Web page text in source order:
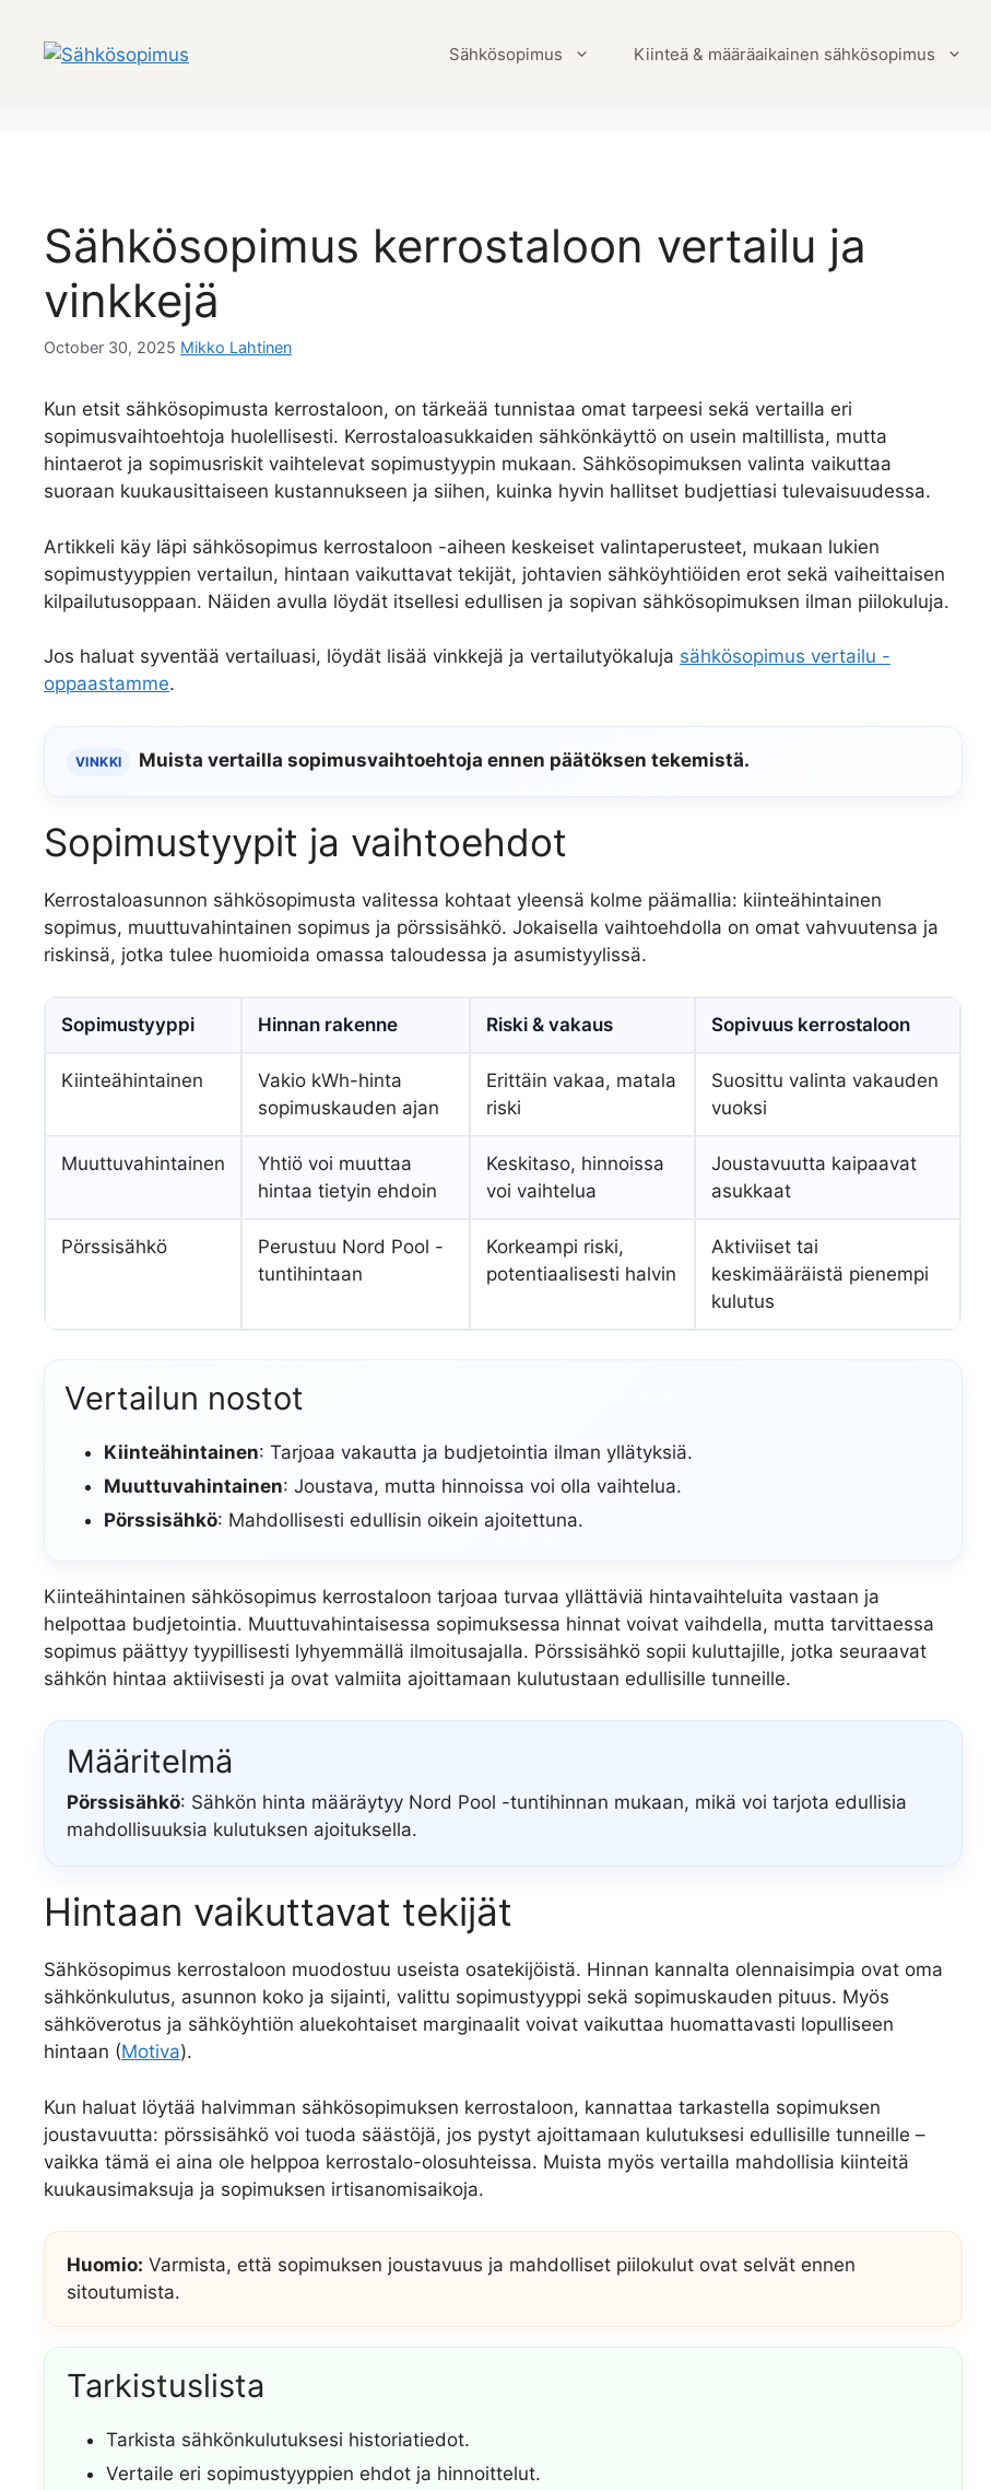
content
Sähkösopimus Kiinteä & määräaikainen sähkösopimus
Sähkösopimus kerrostaloon vertailu ja
vinkkejä
October 30, 2025 Mikko Lahtinen
Kun etsit sähkösopimusta kerrostaloon, on tärkeää tunnistaa omat tarpeesi sekä vertailla eri
sopimusvaihtoehtoja huolellisesti. Kerrostaloasukkaiden sähkönkäyttö on usein maltillista, mutta
hintaerot ja sopimusriskit vaihtelevat sopimustyypin mukaan. Sähkösopimuksen valinta vaikuttaa
suoraan kuukausittaiseen kustannukseen ja siihen, kuinka hyvin hallitset budjettiasi tulevaisuudessa.
Artikkeli käy läpi sähkösopimus kerrostaloon -aiheen keskeiset valintaperusteet, mukaan lukien
sopimustyyppien vertailun, hintaan vaikuttavat tekijät, johtavien sähköyhtiöiden erot sekä vaiheittaisen
kilpailutusoppaan. Näiden avulla löydät itsellesi edullisen ja sopivan sähkösopimuksen ilman piilokuluja.
Jos haluat syventää vertailuasi, löydät lisää vinkkejä ja vertailutyökaluja sähkösopimus vertailu -
oppaastamme.
VINKKI Muista vertailla sopimusvaihtoehtoja ennen päätöksen tekemistä.
Sopimustyypit ja vaihtoehdot
Kerrostaloasunnon sähkösopimusta valitessa kohtaat yleensä kolme päämallia: kiinteähintainen
sopimus, muuttuvahintainen sopimus ja pörssisähkö. Jokaisella vaihtoehdolla on omat vahvuutensa ja
riskinsä, jotka tulee huomioida omassa taloudessa ja asumistyylissä.
Sopimustyyppi Hinnan rakenne Riski & vakaus Sopivuus kerrostaloon
Kiinteähintainen
Vakio kWh-hinta
sopimuskauden ajan
Erittäin vakaa, matala
riski
Suosittu valinta vakauden
vuoksi
Muuttuvahintainen
Yhtiö voi muuttaa
hintaa tietyin ehdoin
Keskitaso, hinnoissa
voi vaihtelua
Joustavuutta kaipaavat
asukkaat
Pörssisähkö
Perustuu Nord Pool -
tuntihintaan
Korkeampi riski,
potentiaalisesti halvin
Aktiviiset tai
keskimääräistä pienempi
kulutus
Vertailun nostot
Kiinteähintainen: Tarjoaa vakautta ja budjetointia ilman yllätyksiä.
Muuttuvahintainen: Joustava, mutta hinnoissa voi olla vaihtelua.
Pörssisähkö: Mahdollisesti edullisin oikein ajoitettuna.
Kiinteähintainen sähkösopimus kerrostaloon tarjoaa turvaa yllättäviä hintavaihteluita vastaan ja
helpottaa budjetointia. Muuttuvahintaisessa sopimuksessa hinnat voivat vaihdella, mutta tarvittaessa
sopimus päättyy tyypillisesti lyhyemmällä ilmoitusajalla. Pörssisähkö sopii kuluttajille, jotka seuraavat
sähkön hintaa aktiivisesti ja ovat valmiita ajoittamaan kulutustaan edullisille tunneille.
Määritelmä
Pörssisähkö: Sähkön hinta määräytyy Nord Pool -tuntihinnan mukaan, mikä voi tarjota edullisia
mahdollisuuksia kulutuksen ajoituksella.
Hintaan vaikuttavat tekijät
Sähkösopimus kerrostaloon muodostuu useista osatekijöistä. Hinnan kannalta olennaisimpia ovat oma
sähkönkulutus, asunnon koko ja sijainti, valittu sopimustyyppi sekä sopimuskauden pituus. Myös
sähköverotus ja sähköyhtiön aluekohtaiset marginaalit voivat vaikuttaa huomattavasti lopulliseen
hintaan (Motiva).
Kun haluat löytää halvimman sähkösopimuksen kerrostaloon, kannattaa tarkastella sopimuksen
joustavuutta: pörssisähkö voi tuoda säästöjä, jos pystyt ajoittamaan kulutuksesi edullisille tunneille –
vaikka tämä ei aina ole helppoa kerrostalo-olosuhteissa. Muista myös vertailla mahdollisia kiinteitä
kuukausimaksuja ja sopimuksen irtisanomisaikoja.
Huomio: Varmista, että sopimuksen joustavuus ja mahdolliset piilokulut ovat selvät ennen
sitoutumista.
Tarkistuslista
Tarkista sähkönkulutuksesi historiatiedot.
Vertaile eri sopimustyyppien ehdot ja hinnoittelut.